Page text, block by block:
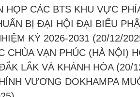
HỌP CÁC BTS KHU VỰC
BỊ ĐẠI HỘI ĐẠI BIỂU
KỲ 2026-2031 (20/12/
CHÙA VẠN PHÚC (HÀ NỘI)
LẮK VÀ KHÁNH HÒA (20/
VƯƠNG DOKHAMPA